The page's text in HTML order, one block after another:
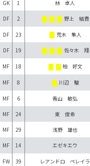
GK 1 林 卓人
DF 2 野上 結貴
DF 23 荒木 隼人
DF 19 佐々木 翔
MF 18 柏 好文
MF 8 川辺 駿
MF 6 青山 敏弘
MF 24 東 俊希
MF 29 浅野 雄也
MF 14 エゼキエウ
FW 39 レアンドロ ペレイラ